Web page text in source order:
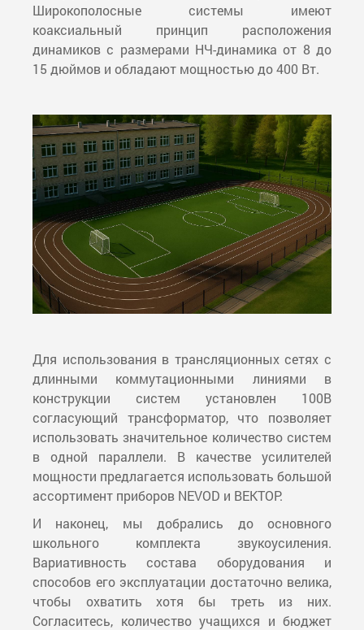
Широкополосные системы имеют
коаксиальный принцип расположения
динамиков с размерами НЧ-динамика от 8 до
15 дюймов и обладают мощностью до 400 Вт.
Для использования в трансляционных сетях с
длинными коммутационными линиями в
конструкции систем установлен 100В
согласующий трансформатор, что позволяет
использовать значительное количество систем
в одной параллели. В качестве усилителей
мощности предлагается использовать большой
ассортимент приборов NEVOD и ВЕКТОР.
И наконец, мы добрались до основного
школьного комплекта звукоусиления.
Вариативность состава оборудования и
способов его эксплуатации достаточно велика,
чтобы охватить хотя бы треть из них.
Согласитесь, количество учащихся и бюджет